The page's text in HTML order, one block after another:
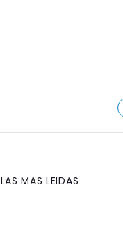
LAS MAS LEIDAS